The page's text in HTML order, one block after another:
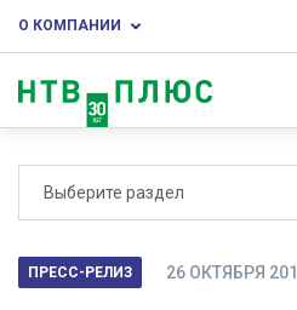
О КОМПАНИИ
Выберите раздел
ПРЕСС-РЕЛИЗ 26 ОКТЯБРЯ